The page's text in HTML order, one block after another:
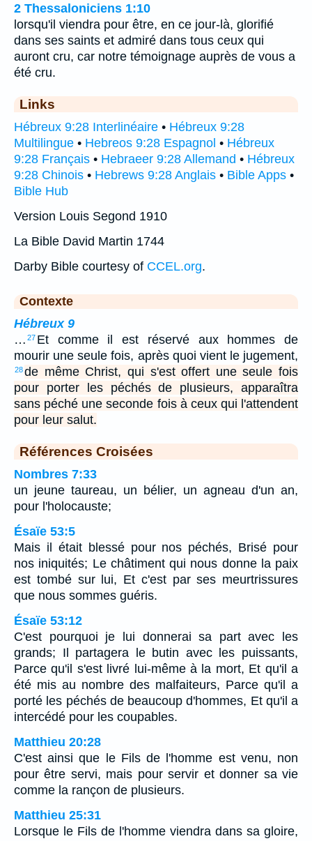
2 Thessaloniciens 1:10
lorsqu'il viendra pour être, en ce jour-là, glorifié
dans ses saints et admiré dans tous ceux qui
auront cru, car notre témoignage auprès de vous a
été cru.
Links
Hébreux 9:28 Interlinéaire • Hébreux 9:28
Multilingue • Hebreos 9:28 Espagnol • Hébreux
9:28 Français • Hebraeer 9:28 Allemand • Hébreux
9:28 Chinois • Hebrews 9:28 Anglais • Bible Apps •
Bible Hub
Version Louis Segond 1910
La Bible David Martin 1744
Darby Bible courtesy of CCEL.org.
Contexte
Hébreux 9
… 27 Et comme il est réservé aux hommes de
mourir une seule fois, après quoi vient le jugement,
28de même Christ, qui s'est offert une seule fois
pour porter les péchés de plusieurs, apparaîtra
sans péché une seconde fois à ceux qui l'attendent
pour leur salut.
Références Croisées
Nombres 7:33
un jeune taureau, un bélier, un agneau d'un an,
pour l'holocauste;
Ésaïe 53:5
Mais il était blessé pour nos péchés, Brisé pour
nos iniquités; Le châtiment qui nous donne la paix
est tombé sur lui, Et c'est par ses meurtrissures
que nous sommes guéris.
Ésaïe 53:12
C'est pourquoi je lui donnerai sa part avec les
grands; Il partagera le butin avec les puissants,
Parce qu'il s'est livré lui-même à la mort, Et qu'il a
été mis au nombre des malfaiteurs, Parce qu'il a
porté les péchés de beaucoup d'hommes, Et qu'il a
intercédé pour les coupables.
Matthieu 20:28
C'est ainsi que le Fils de l'homme est venu, non
pour être servi, mais pour servir et donner sa vie
comme la rançon de plusieurs.
Matthieu 25:31
Lorsque le Fils de l'homme viendra dans sa gloire,